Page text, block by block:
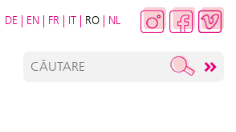
DE | EN | FR | IT | RO | NL